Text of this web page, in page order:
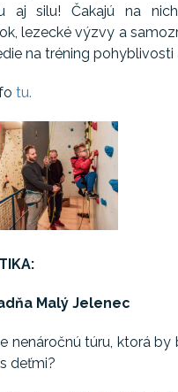
aj silu! Čakajú na
lezecké výzvy a
na tréning pohyblivosti
tu.
Malý Jelenec
nenáročnú túru, ktorá by
deťmi?